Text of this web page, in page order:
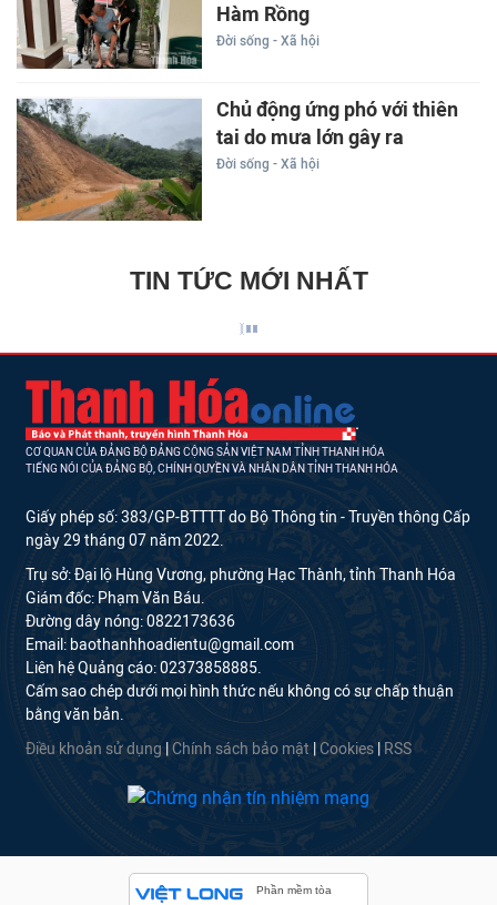
Hàm Rồng
Đời sống - Xã hội
Chủ động ứng phó với thiên
tai do mưa lớn gây ra
Đời sống - Xã hội
TIN TỨC MỚI NHẤT
CƠ QUAN CỦA ĐẢNG BỘ ĐẢNG CỘNG SẢN VIỆT NAM TỈNH THANH HÓA
TIẾNG NÓI CỦA ĐẢNG BỘ, CHÍNH QUYỀN VÀ NHÂN DÂN TỈNH THANH HÓA
Giấy phép số: 383/GP-BTTTT do Bộ Thông tin - Truyền thông Cấp
ngày 29 tháng 07 năm 2022.
Trụ sở: Đại lộ Hùng Vương, phường Hạc Thành, tỉnh Thanh Hóa
Giám đốc: Phạm Văn Báu.
Đường dây nóng: 0822173636
Email: baothanhhoadientu@gmail.com
Liên hệ Quảng cáo: 02373858885.
Cấm sao chép dưới mọi hình thức nếu không có sự chấp thuận
bằng văn bản.
Điều khoản sử dụng Chính sách bảo mật Cookies RSS
Phần mềm tòa